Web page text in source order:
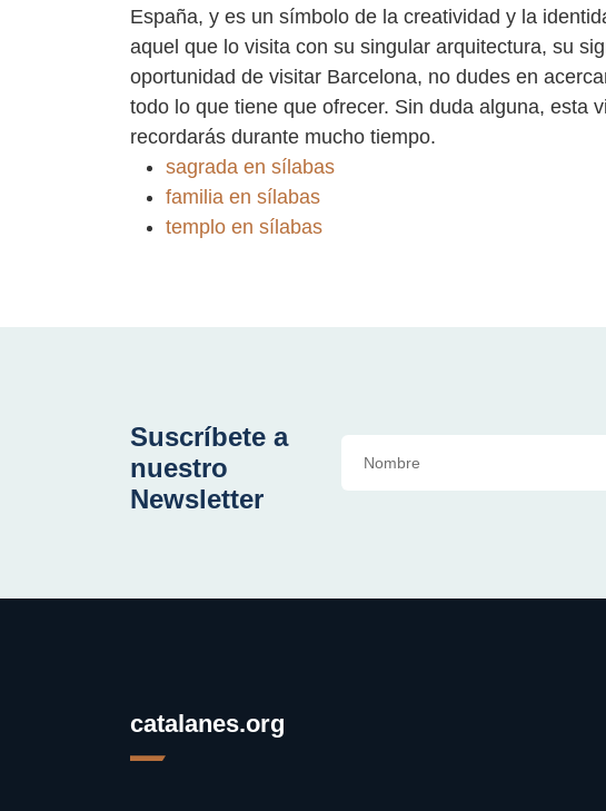
España, y es un símbolo de la creatividad y la
aquel que lo visita con su singular arquitectura, su
oportunidad de visitar Barcelona, no dudes en
todo lo que tiene que ofrecer. Sin duda alguna, esta
recordarás durante mucho tiempo.
sagrada en sílabas
familia en sílabas
templo en sílabas
Suscríbete a
nuestro
Newsletter
catalanes.org